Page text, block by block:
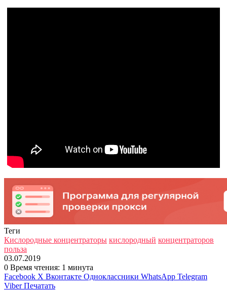
Теги
Кислородные концентраторы кислородный концентраторов
польза
03.07.2019
0 Время чтения: 1 минута
Facebook X Вконтакте Одноклассники WhatsApp Telegram
Viber Печатать